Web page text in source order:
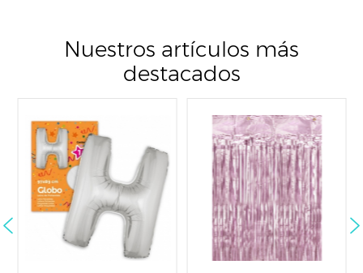
Nuestros artículos más
destacados